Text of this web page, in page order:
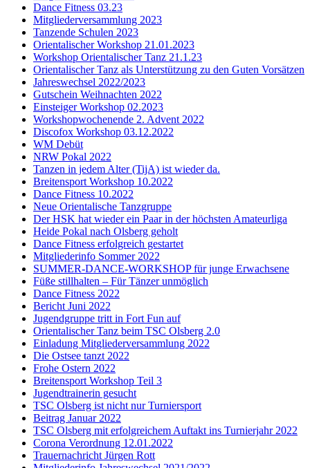
Dance Fitness 03.23
Mitgliederversammlung 2023
Tanzende Schulen 2023
Orientalischer Workshop 21.01.2023
Workshop Orientalischer Tanz 21.1.23
Orientalischer Tanz als Unterstützung zu den Guten Vorsätzen
Jahreswechsel 2022/2023
Gutschein Weihnachten 2022
Einsteiger Workshop 02.2023
Workshopwochenende 2. Advent 2022
Discofox Workshop 03.12.2022
WM Debüt
NRW Pokal 2022
Tanzen in jedem Alter (TijA) ist wieder da.
Breitensport Workshop 10.2022
Dance Fitness 10.2022
Neue Orientalische Tanzgruppe
Der HSK hat wieder ein Paar in der höchsten Amateurliga
Heide Pokal nach Olsberg geholt
Dance Fitness erfolgreich gestartet
Mitgliederinfo Sommer 2022
SUMMER-DANCE-WORKSHOP für junge Erwachsene
Füße stillhalten – Für Tänzer unmöglich
Dance Fitness 2022
Bericht Juni 2022
Jugendgruppe tritt in Fort Fun auf
Orientalischer Tanz beim TSC Olsberg 2.0
Einladung Mitgliederversammlung 2022
Die Ostsee tanzt 2022
Frohe Ostern 2022
Breitensport Workshop Teil 3
Jugendtrainerin gesucht
TSC Olsberg ist nicht nur Turniersport
Beitrag Januar 2022
TSC Olsberg mit erfolgreichem Auftakt ins Turnierjahr 2022
Corona Verordnung 12.01.2022
Trauernachricht Jürgen Rott